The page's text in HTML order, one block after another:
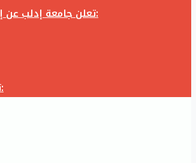
تعلن جامعة إدلب عن إجراء مناقصة (بالظرف المختوم) لشراء وتوريد زجاجيات ومواد مخبرية لزوم مخابر جامعة إدلب وفق الكميات والمواصفات المحددة أدناه:
تعلن جامعة إدلب عن إجراء مناقصة (بالظرف المختوم) لأعمال تجهيز مخبر الدراسات العليا في كلية العلوم في جامعة ادلب وفق الآتي: